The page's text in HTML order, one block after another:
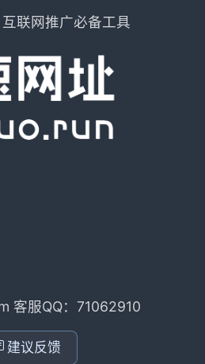
联网推广必备工具
客服QQ：71062910
建议反馈